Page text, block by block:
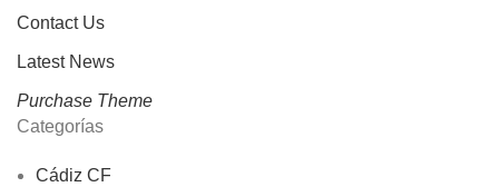
Contact Us
Latest News
Purchase Theme
Categorías
Cádiz CF